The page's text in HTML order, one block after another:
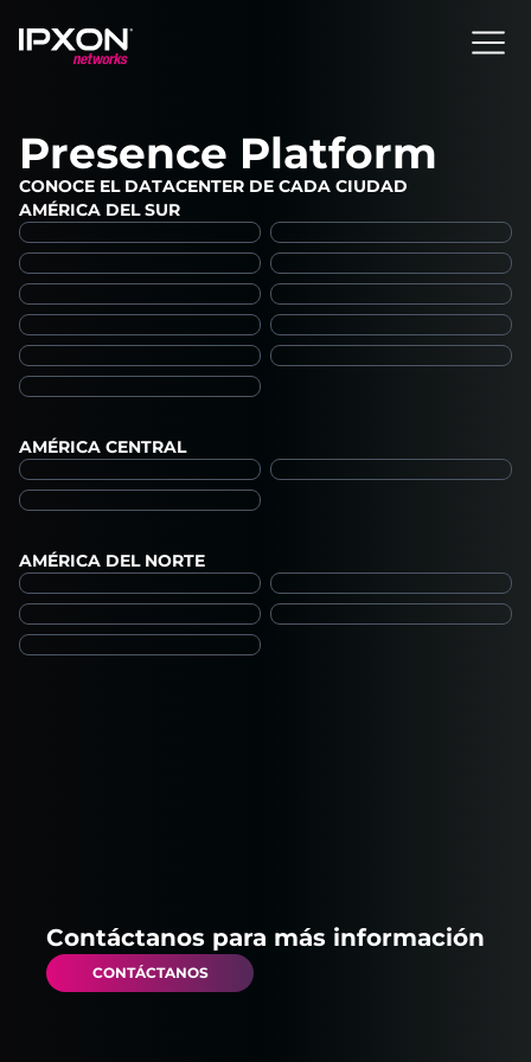
Header
Presence Platform
CONOCE EL DATACENTER DE CADA CIUDAD
AMÉRICA DEL SUR
AMÉRICA CENTRAL
AMÉRICA DEL NORTE
Contáctanos para más información
CONTÁCTANOS